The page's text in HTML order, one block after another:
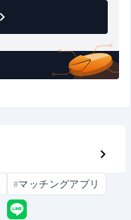
#マッチングアプリ